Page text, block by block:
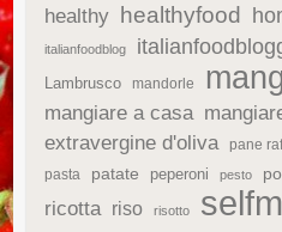
healthy healthyfood
italianfoodblog
Lambrusco mandorle
mangiare a casa
extravergine d'oliva
pane
pasta patate peperoni pesto
ricotta riso risotto